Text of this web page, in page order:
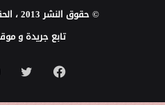
© حقوق النشر 2013 ، الحقوق محفوظة |
تابع جريدة و
فيسبوك